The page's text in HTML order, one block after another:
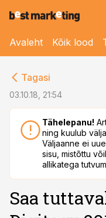
Avaleht Kõik lood
Tagasi
03.10.18, 21:54
Tähelepanu!
ning kuulub
Väljaanne ei
sisu, mistõttu
allikatega
Saa